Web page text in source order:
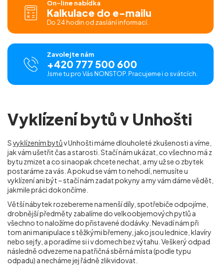
On-line nabídka
Kalkulace do e-mailu
Do 24 hodin od zaslání informací.
Zavolejte nám
+420 777 500 600
Jsme tu pro Vás NONSTOP. Pracujeme i o svátcích.
Vyklízení bytů v Unhošti
Svyklízením bytův Unhošti máme dlouholeté zkušenosti a víme,
jak vám ušetřit čas a starosti. Stačí nám ukázat, co všechno má z
bytu zmizet a co si naopak chcete nechat, a my už se o zbytek
postaráme za vás. A pokud se vám to nehodí, nemusíte u
vyklízení ani být – stačí nám zadat pokyny a my vám dáme vědět,
jakmile práci dokončíme.
Větší nábytek rozebereme na menší díly, spotřebiče odpojíme,
drobnější předměty zabalíme do velkoobjemových pytlů a
všechno to naložíme do přistavené dodávky. Nevadí nám při
tom ani manipulace s těžkými břemeny, jako jsou lednice, klavíry
nebo sejfy, a poradíme si i v domech bez výtahu. Veškerý odpad
následně odvezeme na patřičná sběrná místa (podle typu
odpadu) a necháme jej řádně zlikvidovat.